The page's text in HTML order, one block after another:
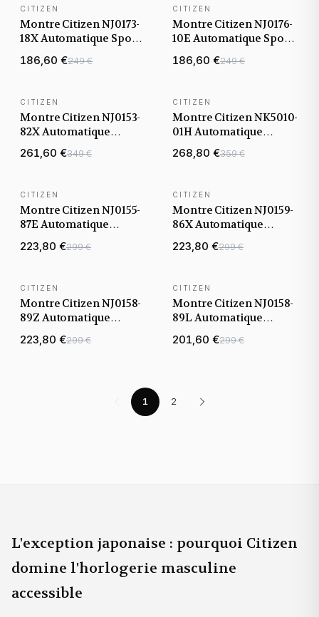
CITIZEN
Montre Citizen NJ0173-
18X Automatique Sport
cadran vert bracelet
cuir marron
186,60 €249 €
CITIZEN
Montre Citizen NJ0176-
10E Automatique Sport
cadran noir bracelet
cuir
186,60 €249 €
CITIZEN
Montre Citizen NJ0153-
82X Automatique
Tsuyosa cadran rouge
bracelet acier bicolore
261,60 €349 €
CITIZEN
Montre Citizen NK5010-
01H Automatique
Tsuyosa cadran noir
bracelet cuir
268,80 €359 €
CITIZEN
Montre Citizen NJ0155-
87E Automatique
Tsuyosa Camouflage
cadran noir bracelet
223,80 €299 €
CITIZEN
Montre Citizen NJ0159-
86X Automatique
Tsuyosa Camouflage
cadran vert bracelet
223,80 €299 €
CITIZEN
Montre Citizen NJ0158-
89Z Automatique
bracelet acier
223,80 €299 €
CITIZEN
Montre Citizen NJ0158-
89L Automatique
bracelet acier
201,60 €299 €
1 2
L'exception japonaise : pourquoi Citizen
domine l'horlogerie masculine
accessible